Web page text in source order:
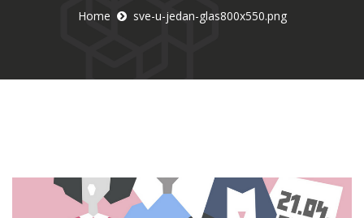
Home sve-u-jedan-glas800x550.png